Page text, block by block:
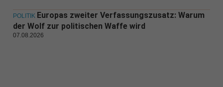
POLITIK Europas zweiter Verfassungszusatz: Warum
der Wolf zur politischen Waffe wird
07.08.2026